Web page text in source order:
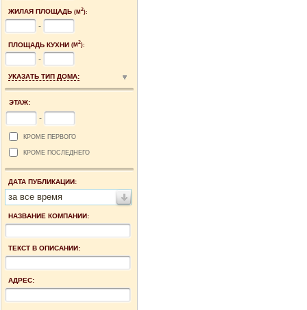
ЖИЛАЯ ПЛОЩАДЬ (М2):
-
ПЛОЩАДЬ КУХНИ (М2):
-
УКАЗАТЬ ТИП ДОМА:
ЭТАЖ:
-
КРОМЕ ПЕРВОГО
КРОМЕ ПОСЛЕДНЕГО
ДАТА ПУБЛИКАЦИИ:
за все время
НАЗВАНИЕ КОМПАНИИ:
ТЕКСТ В ОПИСАНИИ:
АДРЕС: